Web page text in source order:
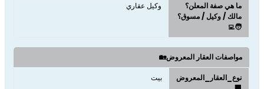
ما هي صفة المعلن؟
مالك / وكيل / مسوق؟
🧑‍💻
وكيل عقاري
مواصفات العقار المعروض🏡
نوع_العقار_المعروض
بيت